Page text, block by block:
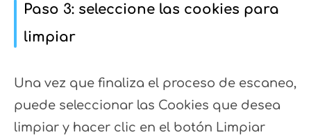
Paso 3: seleccione las cookies para
limpiar
Una vez que finaliza el proceso de escaneo,
puede seleccionar las Cookies que desea
limpiar y hacer clic en el botón Limpiar